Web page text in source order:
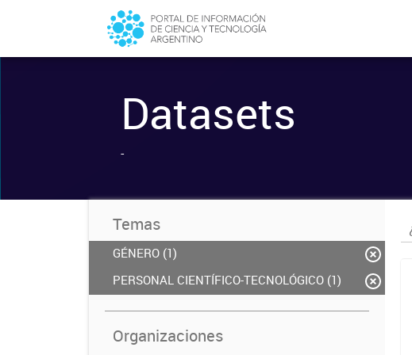
Datasets
-
Temas
GÉNERO (1)
PERSONAL CIENTÍFICO-TECNOLÓGICO (1)
Organizaciones